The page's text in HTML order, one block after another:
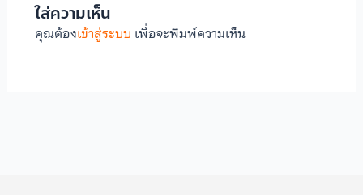
ใส่ความเห็น
คุณต้องเข้าสู่ระบบ เพื่อจะพิมพ์ความเห็น